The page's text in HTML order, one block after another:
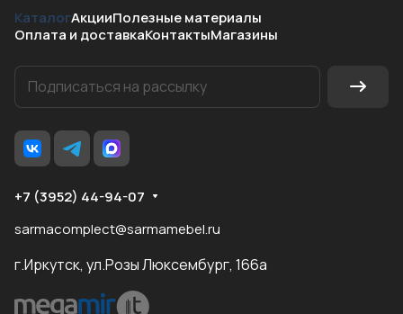
КаталогАкцииПолезные материалы
Оплата и доставкаКонтактыМагазины
+7 (3952) 44-94-07
sarmacomplect@sarmamebel.ru
г.Иркутск, ул.Розы Люксембург, 166а